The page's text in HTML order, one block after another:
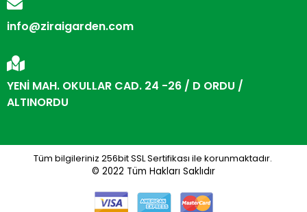
info@ziraigarden.com
YENİ MAH. OKULLAR CAD. 24 -26 / D ORDU /
ALTINORDU
Tüm bilgileriniz 256bit SSL Sertifikası ile korunmaktadır.
© 2022 Tüm Hakları Saklıdır